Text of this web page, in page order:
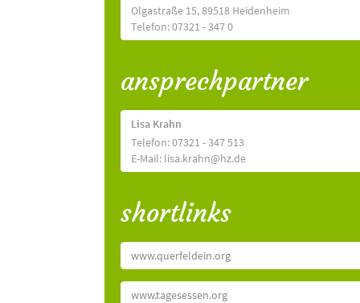
Olgastraße 15, 89518 Heidenheim
Telefon: 07321 - 347 0
ansprechpartner
Lisa Krahn
Telefon: 07321 - 347 513
E-Mail: lisa.krahn@hz.de
shortlinks
www.querfeldein.org
www.tagesessen.org